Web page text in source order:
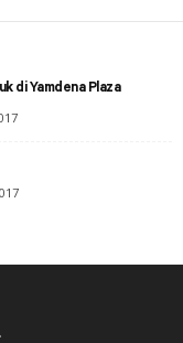
di Yamdena Plaza